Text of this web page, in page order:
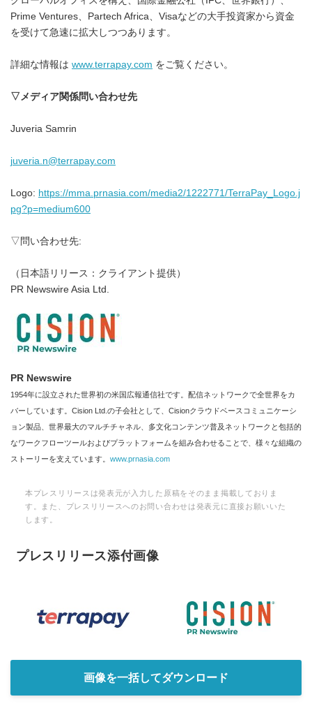
Prime Ventures、Partech Africa、Visaなどの大手投資家から資金
を受けて急速に拡大しつつあります。
詳細な情報は www.terrapay.com をご覧ください。
▽メディア関係問い合わせ先
Juveria Samrin
juveria.n@terrapay.com
Logo: https://mma.prnasia.com/media2/1222771/TerraPay_Logo.j
pg?p=medium600
▽問い合わせ先:
（日本語リリース：クライアント提供）
PR Newswire Asia Ltd.
PR Newswire
1954年に設立された世界初の米国広報通信社です。配信ネットワークで全世界をカ
バーしています。Cision Ltd.の子会社として、Cisionクラウドベースコミュニケーシ
ョン製品、世界最大のマルチチャネル、多文化コンテンツ普及ネットワークと包括的
なワークフローツールおよびプラットフォームを組み合わせることで、様々な組織の
ストーリーを支えています。 www.prnasia.com
本プレスリリースは発表元が入力した原稿をそのまま掲載しておりま
す。また、プレスリリースへのお問い合わせは発表元に直接お願いいた
します。
プレスリリース添付画像
画像を一括してダウンロード